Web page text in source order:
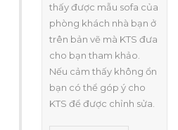
thấy được mẫu sofa của
phòng khách nhà bạn ở
trên bản vẽ mà KTS đưa
cho bạn tham khảo.
Nếu cảm thấy không ổn
bạn có thể góp ý cho
KTS để được chỉnh sửa.